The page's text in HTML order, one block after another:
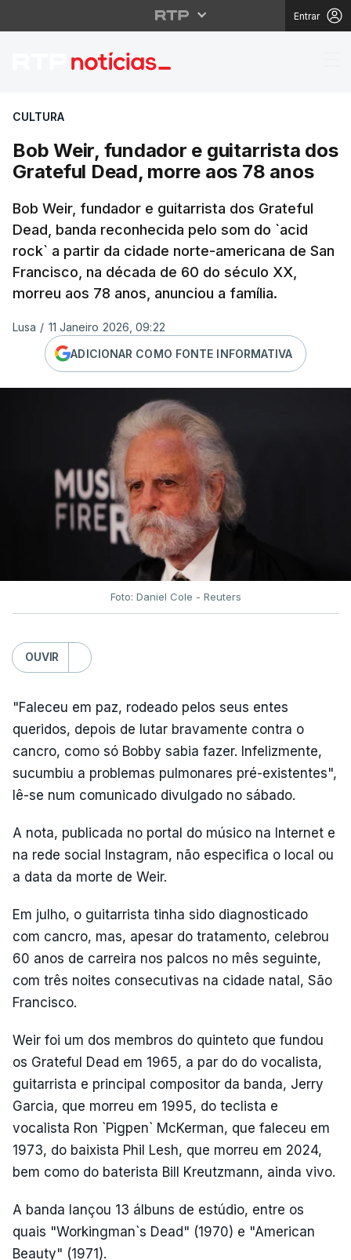
Entrar
Bob Weir, fundador e
CULTURA
Bob Weir, fundador e guitarrista dos
Grateful Dead, morre aos 78 anos
Bob Weir, fundador e guitarrista dos Grateful
Dead, banda reconhecida pelo som do `acid
rock` a partir da cidade norte-americana de San
Francisco, na década de 60 do século XX,
morreu aos 78 anos, anunciou a família.
Lusa / 11 Janeiro 2026, 09:22
ADICIONAR COMO FONTE INFORMATIVA
Foto: Daniel Cole - Reuters
OUVIR
"Faleceu em paz, rodeado pelos seus entes
queridos, depois de lutar bravamente contra o
cancro, como só Bobby sabia fazer. Infelizmente,
sucumbiu a problemas pulmonares pré-existentes",
lê-se num comunicado divulgado no sábado.
A nota, publicada no portal do músico na Internet e
na rede social Instagram, não especifica o local ou
a data da morte de Weir.
Em julho, o guitarrista tinha sido diagnosticado
com cancro, mas, apesar do tratamento, celebrou
60 anos de carreira nos palcos no mês seguinte,
com três noites consecutivas na cidade natal, São
Francisco.
Weir foi um dos membros do quinteto que fundou
os Grateful Dead em 1965, a par do do vocalista,
guitarrista e principal compositor da banda, Jerry
Garcia, que morreu em 1995, do teclista e
vocalista Ron `Pigpen` McKerman, que faleceu em
1973, do baixista Phil Lesh, que morreu em 2024,
bem como do baterista Bill Kreutzmann, ainda vivo.
A banda lançou 13 álbuns de estúdio, entre os
quais "Workingman`s Dead" (1970) e "American
Beauty" (1971).